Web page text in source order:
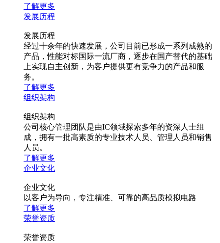
了解更多
发展历程
发展历程
经过十余年的快速发展，公司目前已形成一系列成熟的
产品，性能对标国际一流厂商，逐步在国产替代的基础
上实现自主创新，为客户提供更有竞争力的产品和服
务。
了解更多
组织架构
组织架构
公司核心管理团队是由IC领域探索多年的资深人士组
成，拥有一批高素质的专业技术人员、管理人员和销售
人员。
了解更多
企业文化
企业文化
以客户为导向，专注精准、可靠的高品质模拟电路
了解更多
荣誉资质
荣誉资质